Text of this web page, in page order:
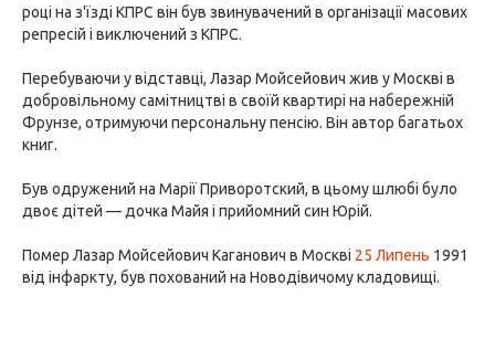
році на з'їзді КПРС він був звинувачений в організації масових
репресій і виключений з КПРС.
Перебуваючи у відставці, Лазар Мойсейович жив у Москві в
добровільному самітництві в своїй квартирі на набережній
Фрунзе, отримуючи персональну пенсію. Він автор багатьох
книг.
Був одружений на Марії Приворотский, в цьому шлюбі було
двоє дітей — дочка Майя і прийомний син Юрій.
Помер Лазар Мойсейович Каганович в Москві 25 Липень 1991
від інфаркту, був похований на Новодівичому кладовищі.